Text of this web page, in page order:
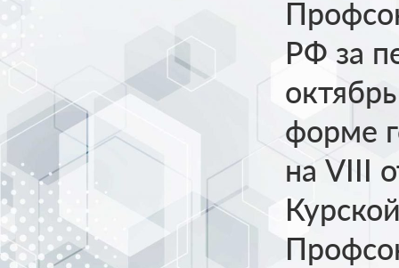
РФ за
форме
на VIII